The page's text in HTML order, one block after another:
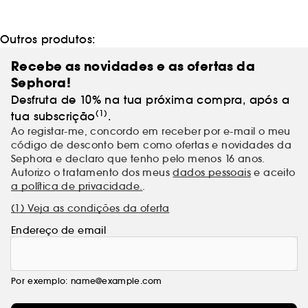
Outros produtos:
Recebe as novidades e as ofertas da
Sephora!
Desfruta de 10% na tua próxima compra, após a
tua subscrição(1) .
Ao registar-me, concordo em receber por e-mail o meu
código de desconto bem como ofertas e novidades da
Sephora e declaro que tenho pelo menos 16 anos.
Autorizo o tratamento dos meusdados pessoais e aceito
a política de privacidade..
(1) Veja as condições da oferta
Endereço de email
Por exemplo: name@example.com